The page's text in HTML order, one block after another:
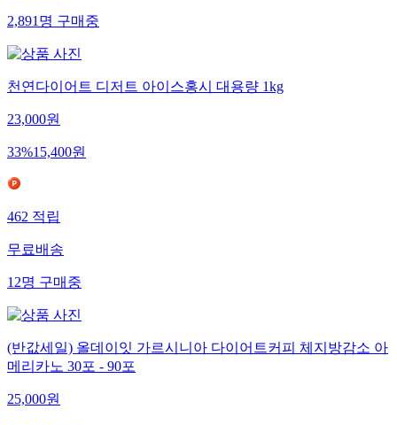
2,891명구매중
천연다이어트 디저트 아이스홍시 대용량 1kg
23,000원
33%15,400원
462적립
무료배송
12명구매중
(반값세일) 올데이잇 가르시니아 다이어트커피 체지방감소 아
메리카노 30포 - 90포
25,000원